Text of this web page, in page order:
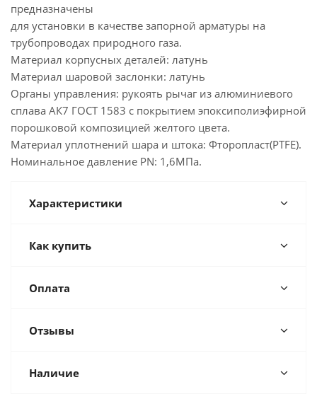
предназначены
для установки в качестве запорной арматуры на
трубопроводах природного газа.
Материал корпусных деталей: латунь
Материал шаровой заслонки: латунь
Органы управления: рукоять рычаг из алюминиевого
сплава АК7 ГОСТ 1583 с покрытием эпоксиполиэфирной
порошковой композицией желтого цвета.
Материал уплотнений шара и штока: Фторопласт(PTFE).
Номинальное давление PN: 1,6МПа.
Характеристики
Как купить
Оплата
Отзывы
Наличие